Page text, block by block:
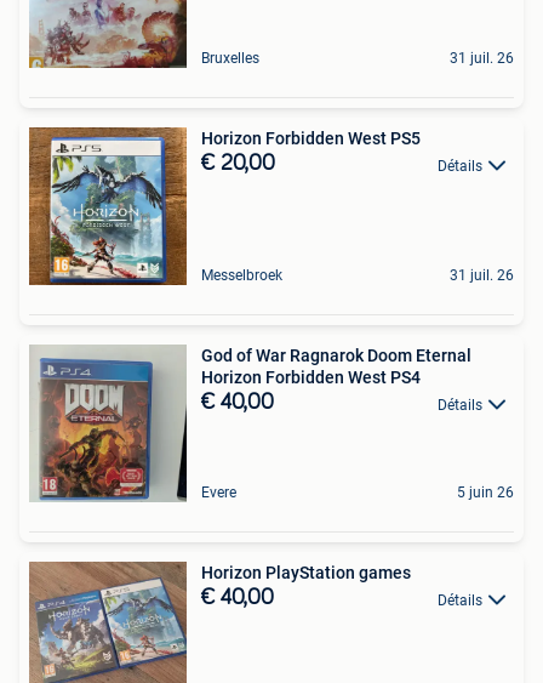
Bruxelles 31 juil. 26
Horizon Forbidden West PS5
€ 20,00 Détails
Messelbroek 31 juil. 26
God of War Ragnarok Doom Eternal
Horizon Forbidden West PS4
€ 40,00 Détails
Evere 5 juin 26
Horizon PlayStation games
€ 40,00 Détails